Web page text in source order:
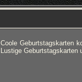
Coole Geburtstagskarten
Lustige Geburtstagskarten